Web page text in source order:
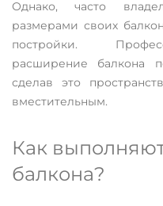
Однако, часто
размерами своих
постройки.
расширение балкона
сделав это
вместительным.
Как
балкона?